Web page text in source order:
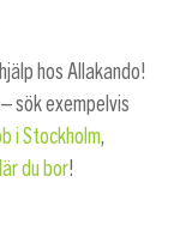
hos Allakando!
sök exempelvis
i Stockholm,
du bor!